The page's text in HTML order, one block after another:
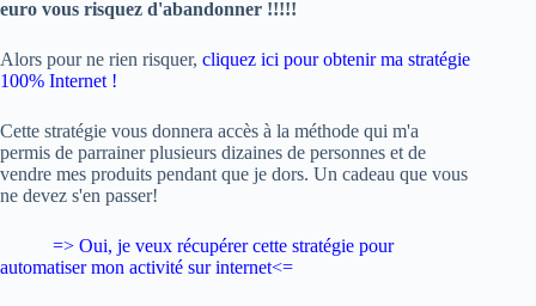
euro vous risquez d'abandonner !!!!!
Alors pour ne rien risquer, cliquez ici pour obtenir ma stratégie
100% Internet !
Cette stratégie vous donnera accès à la méthode qui m'a
permis de parrainer plusieurs dizaines de personnes et de
vendre mes produits pendant que je dors. Un cadeau que vous
ne devez s'en passer!
=> Oui, je veux récupérer cette stratégie pour
automatiser mon activité sur internet<=